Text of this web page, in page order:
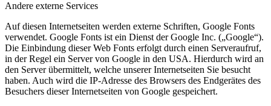
Andere externe Services
Auf diesen Internetseiten werden externe Schriften, Google Fonts
verwendet. Google Fonts ist ein Dienst der Google Inc. („Google“).
Die Einbindung dieser Web Fonts erfolgt durch einen Serveraufruf,
in der Regel ein Server von Google in den USA. Hierdurch wird an
den Server übermittelt, welche unserer Internetseiten Sie besucht
haben. Auch wird die IP-Adresse des Browsers des Endgerätes des
Besuchers dieser Internetseiten von Google gespeichert.